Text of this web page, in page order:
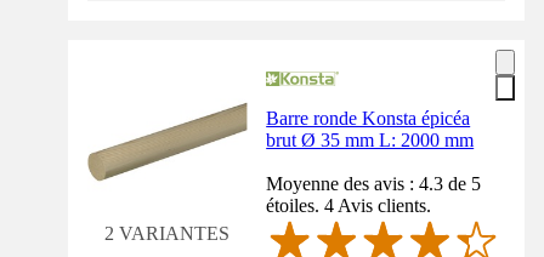
2 VARIANTES
Barre ronde Konsta épicéa
brut Ø 35 mm L: 2000 mm
Moyenne des avis : 4.3 de 5
étoiles. 4 Avis clients.